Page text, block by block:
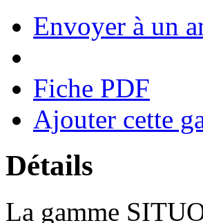
Envoyer à un
Fiche PDF
Ajouter cette
Détails
La gamme